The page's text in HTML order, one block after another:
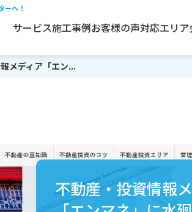
ーへ！
サービス施工事例お客様の声対応エリア
メディア「エン...
不動産・投資情報